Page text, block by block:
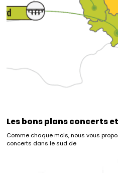
Les bons plans concerts
Comme chaque mois, nous vous
concerts dans le sud de